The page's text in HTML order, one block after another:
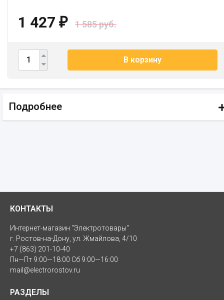
1 427 ₽ 1 585 руб.
В корзину
Подробнее
КОНТАКТЫ
Интернет-магазин "Электротовары"
г. Ростов-на-Дону, ул. Жмайлова, 4/10
+7 (863) 201-10-40
Пн—Пт 9:00—18:00 Сб 9:00—16:00
mail@electrorostov.ru
РАЗДЕЛЫ